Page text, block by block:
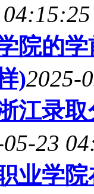
院的
)2025-
江录
23
业学